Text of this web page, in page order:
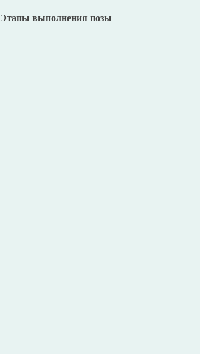
Этапы выполнения позы